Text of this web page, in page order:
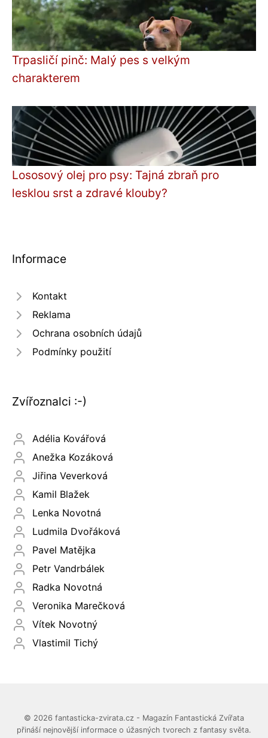
Trpasličí pinč: Malý pes s velkým
charakterem
Lososový olej pro psy: Tajná zbraň pro
lesklou srst a zdravé klouby?
Informace
Kontakt
Reklama
Ochrana osobních údajů
Podmínky použití
Zvířoznalci :-)
Adélia Kovářová
Anežka Kozáková
Jiřina Veverková
Kamil Blažek
Lenka Novotná
Ludmila Dvořáková
Pavel Matějka
Petr Vandrbálek
Radka Novotná
Veronika Marečková
Vítek Novotný
Vlastimil Tichý
© 2026 fantasticka-zvirata.cz - Magazín Fantastická Zvířata
přináší nejnovější informace o úžasných tvorech z fantasy světa.